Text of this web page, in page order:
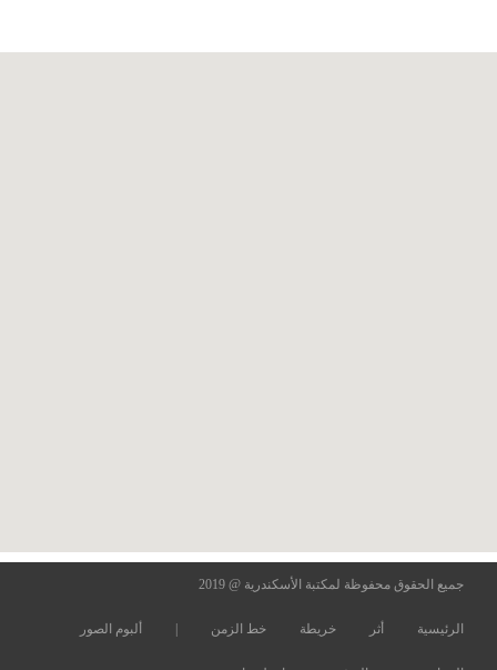
جميع الحقوق محفوظة لمكتبة الأسكندرية @ 2019
الرئيسية أثر خريطة خط الزمن ألبوم الصور